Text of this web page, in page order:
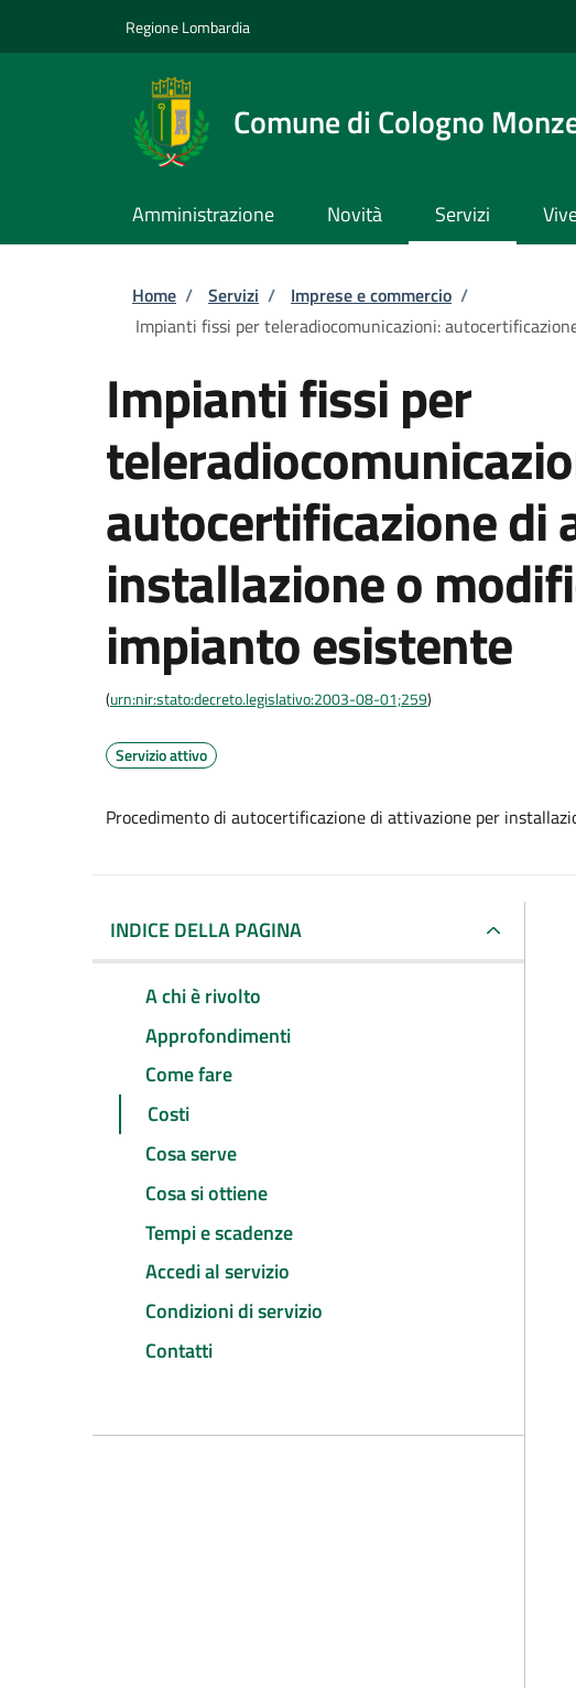
Regione Lombardia
Comune di Cologno
Amministrazione Novità Servizi
Briciole di pane
Home / Servizi / Imprese e commercio /
Impianti fissi per teleradiocomunicazioni:
Impianti fissi per
autocertificazione di
installazione o
impianto esistente
(urn:nir:stato:decreto.legislativo:2003-08-01;259)
Servizio attivo
Procedimento di autocertificazione di attivazione per
INDICE DELLA PAGINA
A chi è rivolto
Approfondimenti
Come fare
Costi
Cosa serve
Cosa si ottiene
Tempi e scadenze
Accedi al servizio
Condizioni di servizio
Contatti